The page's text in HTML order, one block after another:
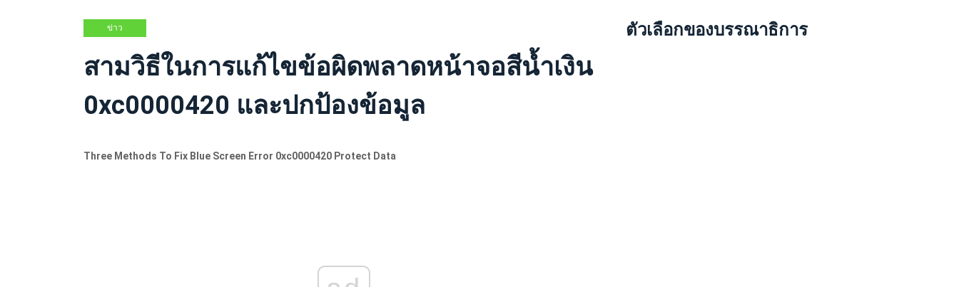
ข่าว
สามวิธีในการแก้ไขข้อผิดพลาดหน้าจอสีน้ำเงิน
0xc0000420 และปกป้องข้อมูล
Three Methods To Fix Blue Screen Error 0xc0000420 Protect Data
ตัวเลือกของบรรณาธิการ